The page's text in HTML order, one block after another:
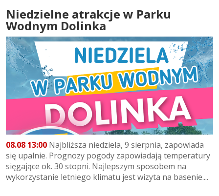
Niedzielne atrakcje w Parku
Wodnym Dolinka
08.08 13:00 Najbliższa niedziela, 9 sierpnia, zapowiada
się upalnie. Prognozy pogody zapowiadają temperatury
sięgające ok. 30 stopni. Najlepszym sposobem na
wykorzystanie letniego klimatu jest wizyta na basenie....